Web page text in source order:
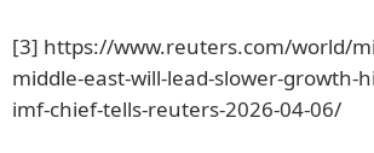
[3] https://www.reuters.com/world/
middle-east-will-lead-slower-growth-
imf-chief-tells-reuters-2026-04-06/